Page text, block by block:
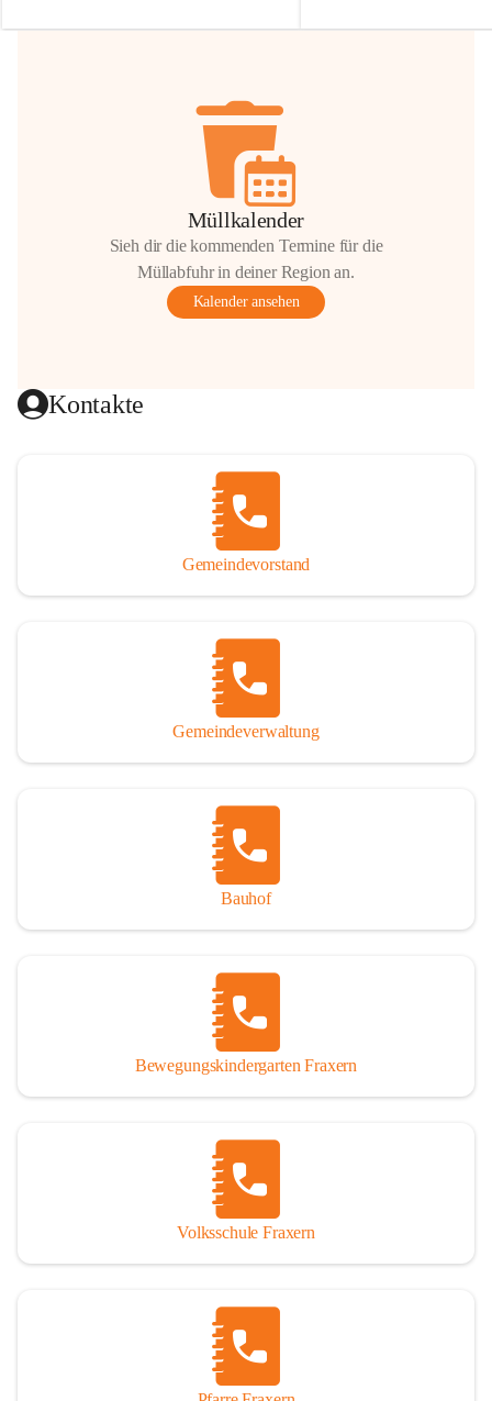
Hilfsbereitschaft!
Müllkalender
Sieh dir die kommenden Termine für die
Müllabfuhr in deiner Region an.
Kalender ansehen
Kontakte
Gemeindevorstand
Gemeindeverwaltung
Bauhof
Bewegungskindergarten Fraxern
Volksschule Fraxern